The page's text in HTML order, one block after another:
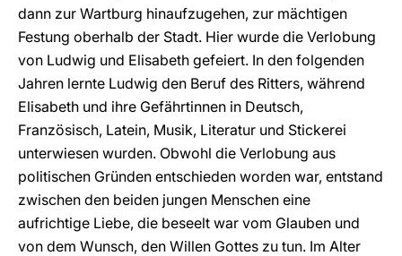
dann zur Wartburg hinaufzugehen, zur mächtigen
Festung oberhalb der Stadt. Hier wurde die Verlobung
von Ludwig und Elisabeth gefeiert. In den folgenden
Jahren lernte Ludwig den Beruf des Ritters, während
Elisabeth und ihre Gefährtinnen in Deutsch,
Französisch, Latein, Musik, Literatur und Stickerei
unterwiesen wurden. Obwohl die Verlobung aus
politischen Gründen entschieden worden war, entstand
zwischen den beiden jungen Menschen eine
aufrichtige Liebe, die beseelt war vom Glauben und
von dem Wunsch, den Willen Gottes zu tun. Im Alter